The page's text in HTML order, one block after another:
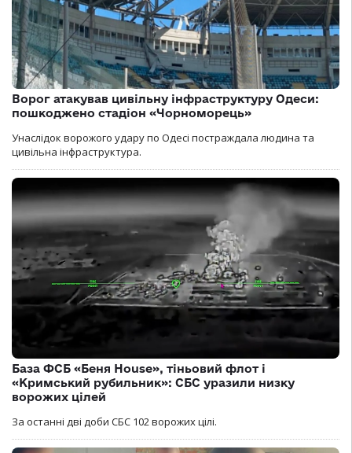
Ворог атакував цивільну інфраструктуру Одеси:
пошкоджено стадіон «Чорноморець»
Унаслідок ворожого удару по Одесі постраждала людина та
цивільна інфраструктура.
База ФСБ «Беня House», тіньовий флот і
«Кримський рубильник»: СБС уразили низку
ворожих цілей
За останні дві доби СБС 102 ворожих цілі.